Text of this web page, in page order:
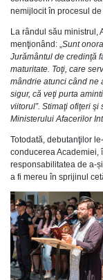
nemijlocit în procesul de
La rândul său ministrul,
menţionând: „ Sunt
Jurământul de credinţă
maturitate. Toţi, care
mândrie atunci când ne
sigur, că veţi purta
viitorul”. Stimaţi ofiţeri
Ministerului Afacerilor
Totodată, debutanţilor
conducerea Academiei,
responsabilitatea de a-
a fi mereu în sprijinul